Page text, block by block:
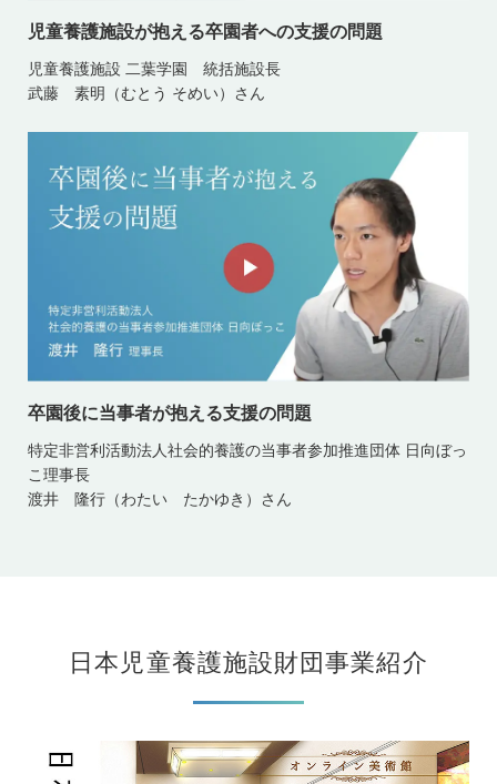
児童養護施設が抱える卒園者への支援の問題
児童養護施設 二葉学園 統括施設長
武藤 素明（むとう そめい）さん
卒園後に当事者が抱える支援の問題
特定非営利活動法人社会的養護の当事者参加推進団体 日向ぼっ
こ理事長
渡井 隆行（わたい たかゆき）さん
日本児童養護施設財団事業紹介